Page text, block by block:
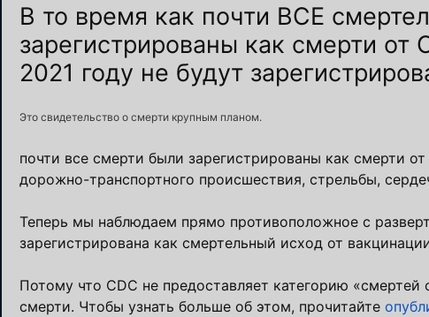
В то время как почти ВСЕ
зарегистрированы как смерти
2021 году не будут
Это свидетельство о смерти крупным планом.
почти все смерти были зарегистрированы как смерти
дорожно-транспортного происшествия, стрельбы,
Теперь мы наблюдаем прямо противоположное с
зарегистрирована как смертельный исход от
Потому что CDC не предоставляет категорию «смертей
смерти. Чтобы узнать больше об этом, прочитайте